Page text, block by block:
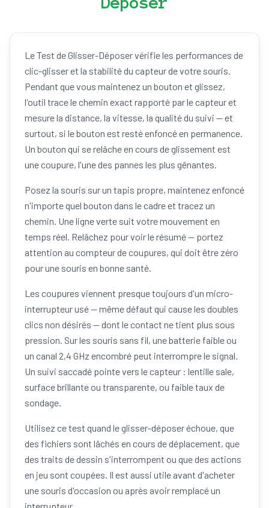
Le Test de Glisser-Déposer vérifie les performances de
clic-glisser et la stabilité du capteur de votre souris.
Pendant que vous maintenez un bouton et glissez,
l'outil trace le chemin exact rapporté par le capteur et
mesure la distance, la vitesse, la qualité du suivi — et
surtout, si le bouton est resté enfoncé en permanence.
Un bouton qui se relâche en cours de glissement est
une coupure, l'une des pannes les plus gênantes.
Posez la souris sur un tapis propre, maintenez enfoncé
n'importe quel bouton dans le cadre et tracez un
chemin. Une ligne verte suit votre mouvement en
temps réel. Relâchez pour voir le résumé — portez
attention au compteur de coupures, qui doit être zéro
pour une souris en bonne santé.
Les coupures viennent presque toujours d'un micro-
interrupteur usé — même défaut qui cause les doubles
clics non désirés — dont le contact ne tient plus sous
pression. Sur les souris sans fil, une batterie faible ou
un canal 2,4 GHz encombré peut interrompre le signal.
Un suivi saccadé pointe vers le capteur : lentille sale,
surface brillante ou transparente, ou faible taux de
sondage.
Utilisez ce test quand le glisser-déposer échoue, que
des fichiers sont lâchés en cours de déplacement, que
des traits de dessin s'interrompent ou que des actions
en jeu sont coupées. Il est aussi utile avant d'acheter
une souris d'occasion ou après avoir remplacé un